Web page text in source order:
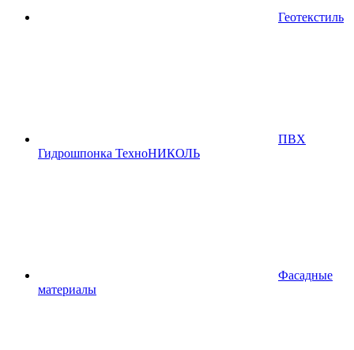
Геотекстиль
ПВХ
Гидрошпонка ТехноНИКОЛЬ
Фасадные
материалы